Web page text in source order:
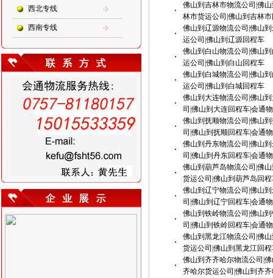
西北专线
西南专线
·
佛山到吉林市物流公司|佛
林市货运公司|佛山到吉林
·
佛山到辽源物流公司|佛山
运公司|佛山到辽源回程车
·
佛山到白山物流公司|佛山
运公司|佛山到白山回程车
·
佛山到白城物流公司|佛山
运公司|佛山到白城回程车
·
佛山到大连物流公司|佛山
司|佛山到大连回程车|会通
·
佛山到抚顺物流公司|佛山
司|佛山到抚顺回程车|会通
·
佛山到丹东物流公司|佛山
司|佛山到丹东回程车|会通
·
佛山到葫芦岛物流公司|佛
货运公司|佛山到葫芦岛回
·
佛山到辽宁物流公司|佛山
司|佛山到辽宁回程车|会通
·
佛山到铁岭物流公司|佛山
司|佛山到铁岭回程车|会通
·
佛山到黑龙江物流公司|佛
货运公司|佛山到黑龙江回
·
佛山到齐齐哈尔物流公司|
齐哈尔货运公司|佛山到齐